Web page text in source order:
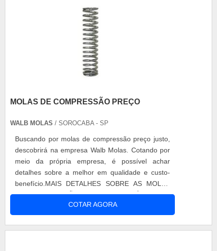
MOLAS DE COMPRESSÃO PREÇO
WALB MOLAS / SOROCABA - SP
Buscando por molas de compressão preço justo,
descobrirá na empresa Walb Molas. Cotando por
meio da própria empresa, é possível achar
detalhes sobre a melhor em qualidade e custo-
benefício.MAIS DETALHES SOBRE AS MOLAS
DE COMPRESSÃO PREÇO ACESSÍVELQuem
pesquisa na internet por molas de compressão
preço justo em uma empresa que preza pela
COTAR AGORA